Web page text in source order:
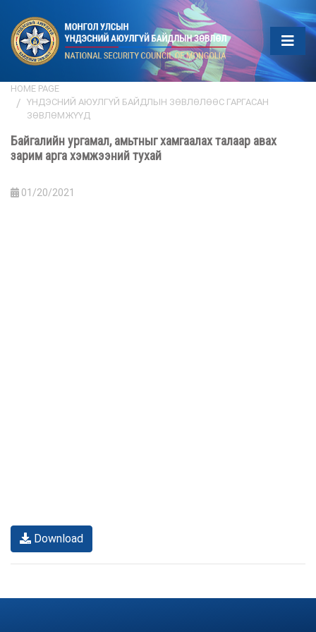
HOME PAGE
ҮНДЭСНИЙ АЮУЛГҮЙ БАЙДЛЫН ЗӨВЛӨЛӨӨС ГАРГАСАН
ЗӨВЛӨМЖҮҮД
Байгалийн ургамал, амьтныг хамгаалах талаар авах
зарим арга хэмжээний тухай
01/20/2021
Download